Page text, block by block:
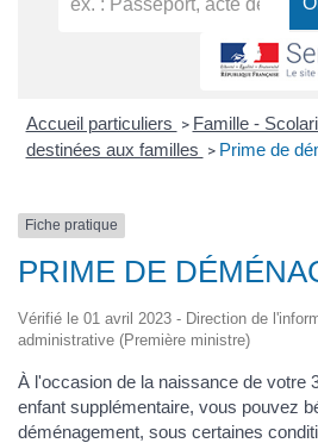
Accueil particuliers > Famille -
destinées aux familles > Prime de
Fiche pratique
PRIME DE
Vérifié le 01 avril 2023 - Direction de
administrative (Première ministre)
À l'occasion de la naissance de votre
enfant supplémentaire, vous pouvez
déménagement, sous certaines